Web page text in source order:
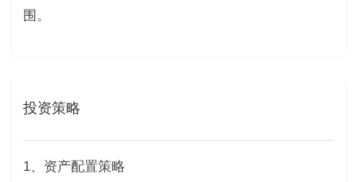
围。
投资策略
1、资产配置策略